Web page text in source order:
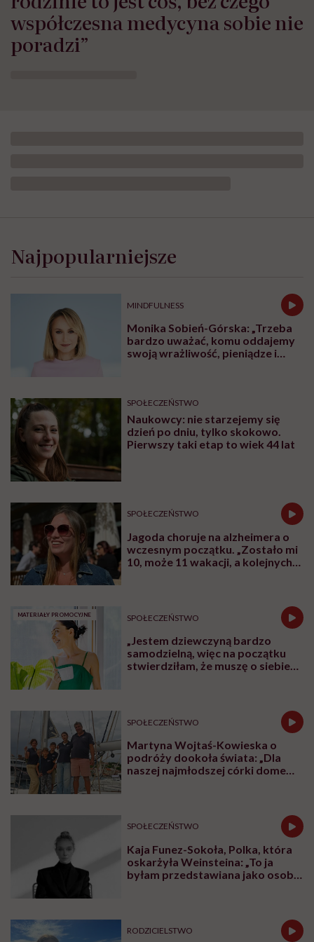
rodzinie to jest coś, bez czego
współczesna medycyna sobie nie
poradzi”
Czy obecność rodziców przy
hospitalizowanych dzieciach naprawdę
odpowiedź świata nauki jest jednoznaczna:
tak. Opieka skoncentrowana na rodzinie nie
jest dodatkiem do terapii, ale jej integralną
częścią.
Posłuchaj
Wysłuchasz w 65 min
W rozmowie z Karoliną Wierzbińską Katarzyna
Rodziewicz, prezeska Fundacji Dom Ronalda
McDonalda Polska opowiada o tym, dlaczego dzieci,
przy których są rodzice, zdrowieją szybciej i lepiej
szpitalach, o potrzebie bliskości, komunikacji i o tym,
dlaczego rodzic nie może czuć się tam jak intruz.
Posłuchajpodcastu
Posłuchaj nas również na:
YouTube
Spotify
To również rozmowa o bardzo konkretnych